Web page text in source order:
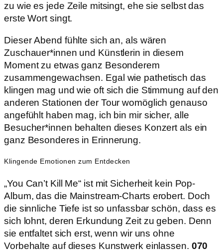
zu wie es jede Zeile mitsingt, ehe sie selbst das
erste Wort singt.
Dieser Abend fühlte sich an, als wären
Zuschauer*innen und Künstlerin in diesem
Moment zu etwas ganz Besonderem
zusammengewachsen. Egal wie pathetisch das
klingen mag und wie oft sich die Stimmung auf den
anderen Stationen der Tour womöglich genauso
angefühlt haben mag, ich bin mir sicher, alle
Besucher*innen behalten dieses Konzert als ein
ganz Besonderes in Erinnerung.
Klingende Emotionen zum Entdecken
„You Can’t Kill Me“ ist mit Sicherheit kein Pop-
Album, das die Mainstream-Charts erobert. Doch
die sinnliche Tiefe ist so unfassbar schön, dass es
sich lohnt, deren Erkundung Zeit zu geben. Denn
sie entfaltet sich erst, wenn wir uns ohne
Vorbehalte auf dieses Kunstwerk einlassen. 070